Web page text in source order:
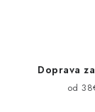
Doprava
od